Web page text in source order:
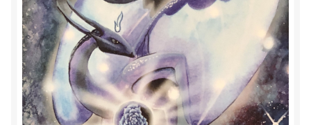
Wie ben ik
Winkel
Winkelwagen
Zielsgeoriënteerde Jobcoaching